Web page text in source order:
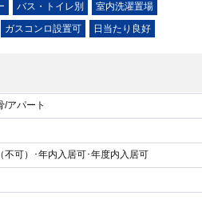
バス・トイレ別
室内洗濯置場
ガスコンロ設置可 日当たり良好
/アパート
不可）･年内入居可･年度内入居可